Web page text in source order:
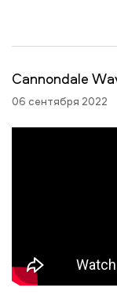
Cannondale
06 сентября 2022